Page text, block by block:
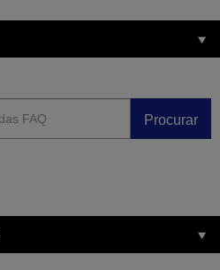
Procurar